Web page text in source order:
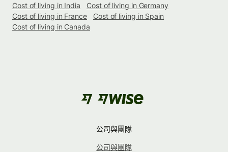
Cost of living in India
Cost of living in Germany
Cost of living in France
Cost of living in Spain
Cost of living in Canada
公司與團隊
公司與團隊